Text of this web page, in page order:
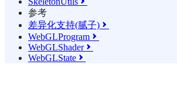
参考
差异化支持(腻子) 
WebGLProgram 
WebGLShader
WebGLState 